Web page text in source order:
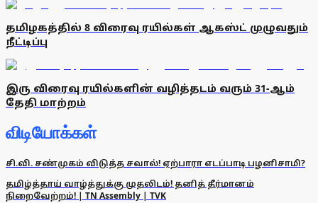
தமிழகத்தில் 8 விரைவு ரயில்கள் ஆகஸ்ட் முழுவதும்
நீட்டிப்பு
இரு விரைவு ரயில்களின் வழித்தடம் வரும் 31-ஆம்
தேதி மாற்றம்
விடியோக்கள்
சி.வி. சண்முகம் விடுத்த சவால்! ஏற்பாரா எடப்பாடி பழனிசாமி?
தமிழ்த்தாய் வாழ்த்துக்கு முதலிடம்! தனித் தீர்மானம்
நிறைவேற்றம்! | TN Assembly | TVK